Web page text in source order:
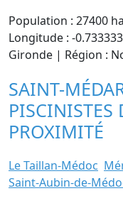
Population : 27400
Longitude : -
Gironde | Région :
SAINT-
PISCINISTES
PROXIMITÉ
Le Taillan-Médoc
Saint-Aubin-de-